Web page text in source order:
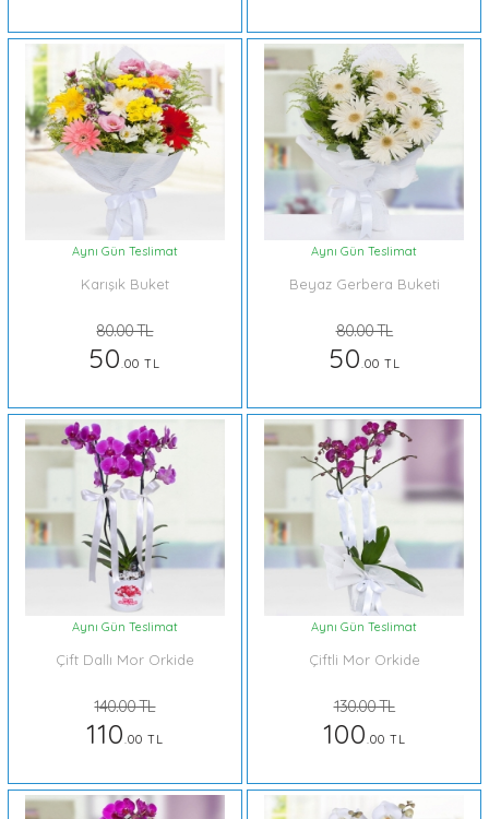
Aynı Gün Teslimat
Karışık Buket
80.00 TL
50.00 TL
Aynı Gün Teslimat
Beyaz Gerbera Buketi
80.00 TL
50.00 TL
Aynı Gün Teslimat
Çift Dallı Mor Orkide
140.00 TL
110.00 TL
Aynı Gün Teslimat
Çiftli Mor Orkide
130.00 TL
100.00 TL